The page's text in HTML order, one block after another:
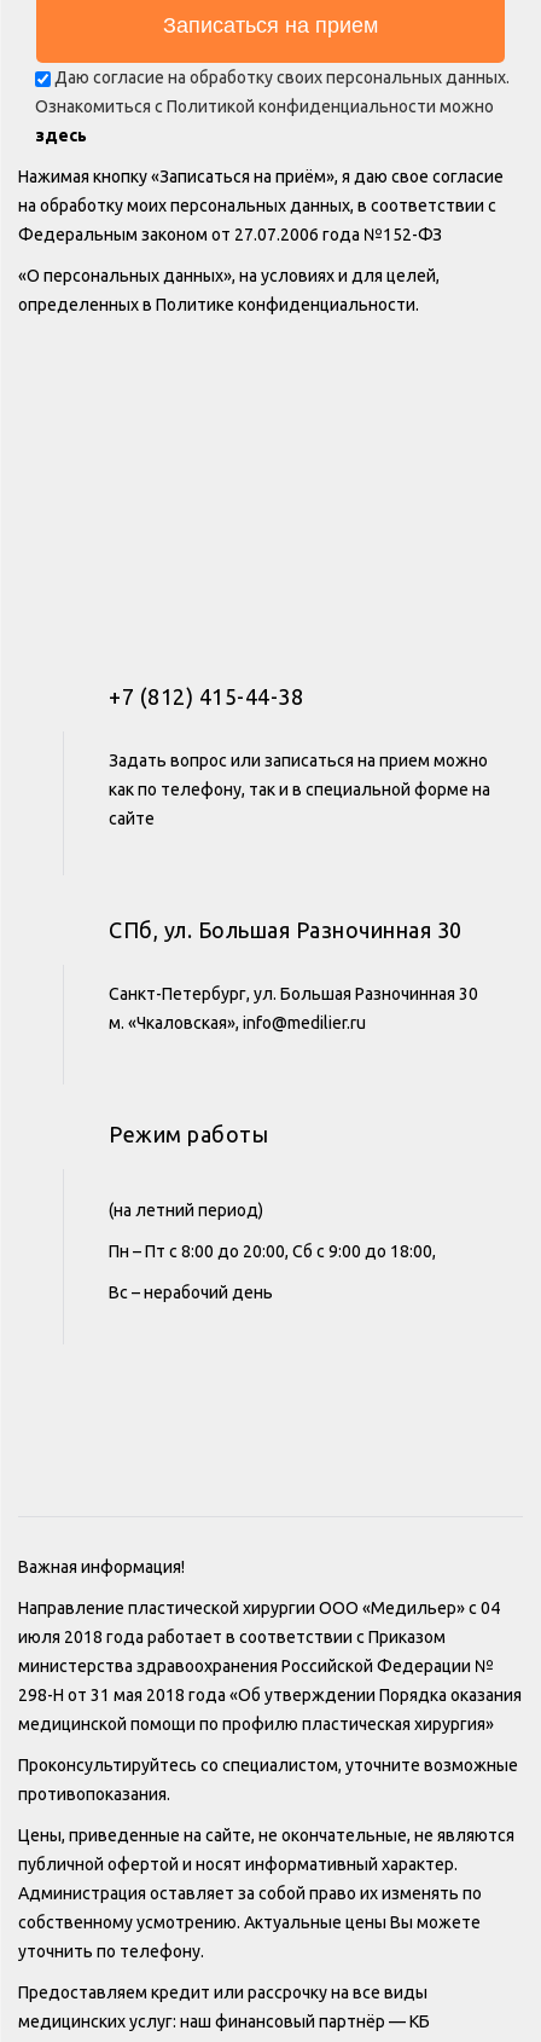
Даю согласие на обработку своих персональных данных.
Ознакомиться с Политикой конфиденциальности можно
здесь
Нажимая кнопку «Записаться на приём», я даю свое согласие
на обработку моих персональных данных, в соответствии с
Федеральным законом от 27.07.2006 года №152-ФЗ
«О персональных данных», на условиях и для целей,
определенных в Политике конфиденциальности.
+7 (812) 415-44-38
Задать вопрос или записаться на прием можно
как по телефону, так и в специальной форме на
сайте
СПб, ул. Большая Разночинная 30
Санкт-Петербург, ул. Большая Разночинная 30
м. «Чкаловская», info@medilier.ru
Режим работы
(на летний период)
Пн – Пт с 8:00 до 20:00, Сб с 9:00 до 18:00,
Вс – нерабочий день
Важная информация!
Направление пластической хирургии ООО «Медильер» с 04
июля 2018 года работает в соответствии с Приказом
министерства здравоохранения Российской Федерации №
298-Н от 31 мая 2018 года «Об утверждении Порядка оказания
медицинской помощи по профилю пластическая хирургия»
Проконсультируйтесь со специалистом, уточните возможные
противопоказания.
Цены, приведенные на сайте, не окончательные, не являются
публичной офертой и носят информативный характер.
Администрация оставляет за собой право их изменять по
собственному усмотрению. Актуальные цены Вы можете
уточнить по телефону.
Предоставляем кредит или рассрочку на все виды
медицинских услуг: наш финансовый партнёр — КБ